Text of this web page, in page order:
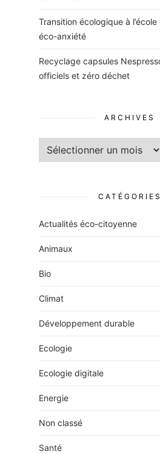
Transition écologique à
éco-anxiété
Recyclage capsules
officiels et zéro déchet
ARCHIVES
Archives
CATÉGORIES
Actualités éco-citoyenne
Animaux
Bio
Climat
Développement durable
Ecologie
Ecologie digitale
Energie
Non classé
Santé